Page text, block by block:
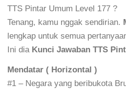
TTS Pintar Umum Level 177 ?
Tenang, kamu nggak sendirian.
lengkap untuk semua
Ini dia Kunci Jawaban TTS
Mendatar ( Horizontal )
#1 – Negara yang beribukota